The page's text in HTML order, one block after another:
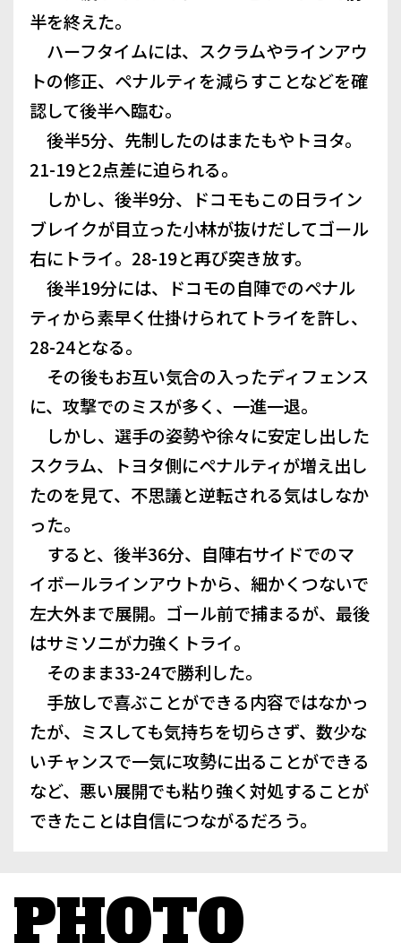
半を終えた。
ハーフタイムには、スクラムやラインアウ
トの修正、ペナルティを減らすことなどを確
認して後半へ臨む。
後半5分、先制したのはまたもやトヨタ。
21-19と2点差に迫られる。
しかし、後半9分、ドコモもこの日ライン
ブレイクが目立った小林が抜けだしてゴール
右にトライ。28-19と再び突き放す。
後半19分には、ドコモの自陣でのペナル
ティから素早く仕掛けられてトライを許し、
28-24となる。
その後もお互い気合の入ったディフェンス
に、攻撃でのミスが多く、一進一退。
しかし、選手の姿勢や徐々に安定し出した
スクラム、トヨタ側にペナルティが増え出し
たのを見て、不思議と逆転される気はしなか
った。
すると、後半36分、自陣右サイドでのマ
イボールラインアウトから、細かくつないで
左大外まで展開。ゴール前で捕まるが、最後
はサミソニが力強くトライ。
そのまま33-24で勝利した。
手放しで喜ぶことができる内容ではなかっ
たが、ミスしても気持ちを切らさず、数少な
いチャンスで一気に攻勢に出ることができる
など、悪い展開でも粘り強く対処することが
できたことは自信につながるだろう。